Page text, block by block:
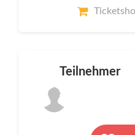
Teilnehmer